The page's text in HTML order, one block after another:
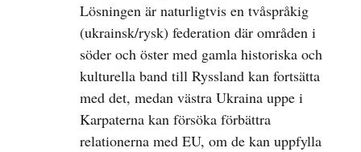
Lösningen är naturligtvis en tvåspråkig
(ukrainsk/rysk) federation där områden i
söder och öster med gamla historiska och
kulturella band till Ryssland kan fortsätta
med det, medan västra Ukraina uppe i
Karpaterna kan försöka förbättra
relationerna med EU, om de kan uppfylla